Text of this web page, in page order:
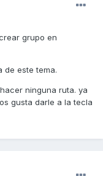
grupo en
de este tema.
ninguna ruta. ya
gusta darle a la tecla